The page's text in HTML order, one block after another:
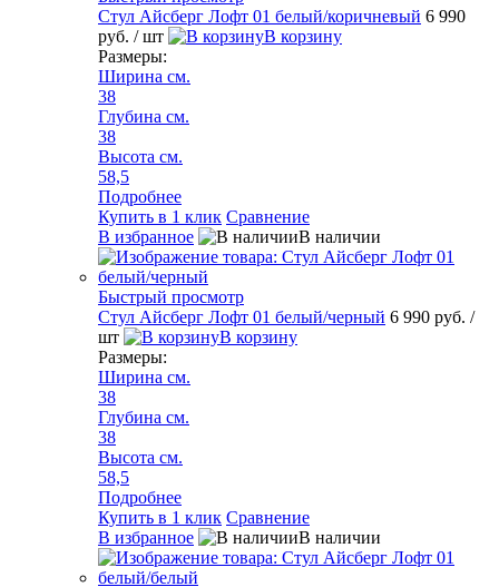
Стул Айсберг Лофт 01 белый/коричневый 6 990
руб. / шт
В корзину
Размеры:
Ширина см.
38
Глубина см.
38
Высота см.
58,5
Подробнее
Купить в 1 клик Сравнение
В избранное
В наличии
Быстрый просмотр
Стул Айсберг Лофт 01 белый/черный 6 990 руб. /
шт
В корзину
Размеры:
Ширина см.
38
Глубина см.
38
Высота см.
58,5
Подробнее
Купить в 1 клик Сравнение
В избранное
В наличии